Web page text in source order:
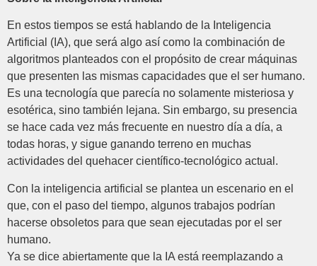
En estos tiempos se está hablando de la Inteligencia
Artificial (IA), que será algo así como la combinación de
algoritmos planteados con el propósito de crear máquinas
que presenten las mismas capacidades que el ser humano.
Es una tecnología que parecía no solamente misteriosa y
esotérica, sino también lejana. Sin embargo, su presencia
se hace cada vez más frecuente en nuestro día a día, a
todas horas, y sigue ganando terreno en muchas
actividades del quehacer científico-tecnológico actual.
Con la inteligencia artificial se plantea un escenario en el
que, con el paso del tiempo, algunos trabajos podrían
hacerse obsoletos para que sean ejecutadas por el ser
humano.
Ya se dice abiertamente que la IA está reemplazando a